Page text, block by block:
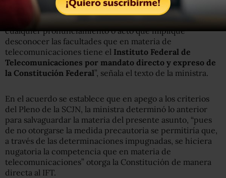
Sin embargo, agrega, “deberá abstenerse de realizar
cualquier pronunciamiento o acto que implique
desconocer las facultades que en materia de
telecomunicaciones tiene el Instituto Federal de
Telecomunicaciones por mandato directo y expreso de
la Constitución Federal”, señala el texto de la ministra.
En el acuerdo se establece que en apego a los criterios
del Pleno de la SCJN, la ministra determinó lo anterior
para salvaguardar la materia del presente asunto, “pues
de no otorgarse la medida precautoria se permitiría que,
a través de las determinaciones impugnadas, se hiciera
nugatoria la competencia que en materia de
telecomunicaciones” otorga la Constitución de manera
directa al IFT.